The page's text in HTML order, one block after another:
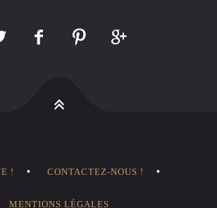
! CONTACTEZ-NOUS !
MENTIONS LÉGALES